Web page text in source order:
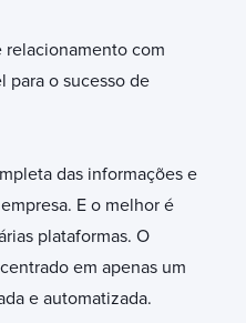
relacionamento com
para o sucesso de
das informações e
E o melhor é
plataformas. O
em apenas um
e automatizada.